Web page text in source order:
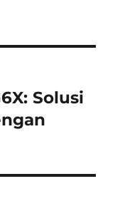
Solusi